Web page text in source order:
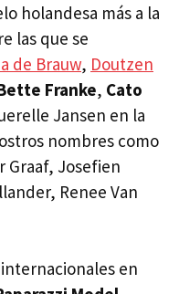
holandesa más a la
las que se
de Brauw, Doutzen
Franke, Cato
Jansen en la
nombres como
Graaf, Josefien
Renee Van
en